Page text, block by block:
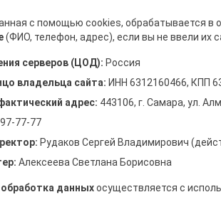
с помощью cookies, обрабатывается в
(ФИО, телефон, адрес), если вы не ввели их
серверов (ЦОД): Россия
владельца сайта: ИНН 6312160466, КПП
адрес: 443106, г. Самара, ул.
77-77
Рудаков Сергей Владимирович
Алексеева Светлана Борисовна
данныхосуществляется с